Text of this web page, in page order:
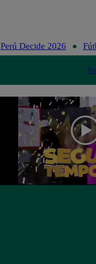
Perú Decide 2026